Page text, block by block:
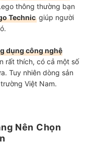
thông thường bạn
Technic giúp người
dụng công nghệ
rất thích, có cả một số
Tuy nhiên dòng sản
Việt Nam.
Nên Chọn